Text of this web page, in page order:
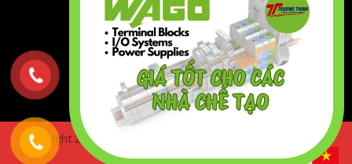
Copyright 2026 ©
Truong Thinh Technology & Engineering
Co.,Ltd. All right Reserved.